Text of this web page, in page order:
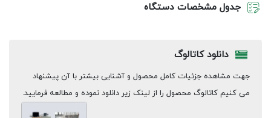
جدول مشخصات دستگاه
دانلود کاتالوگ
جهت مشاهده جزئیات کامل محصول و آشنایی بیشتر با آن پیشنهاد
می کنیم کاتالوگ محصول را از لینک زیر دانلود نموده و مطالعه فرمایید.